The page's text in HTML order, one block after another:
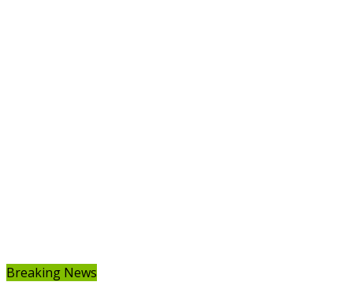
Breaking News